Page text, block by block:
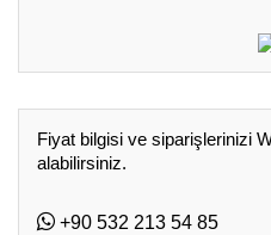
Fiyat bilgisi ve siparişlerinizi
alabilirsiniz.
+90 532 213 54 85